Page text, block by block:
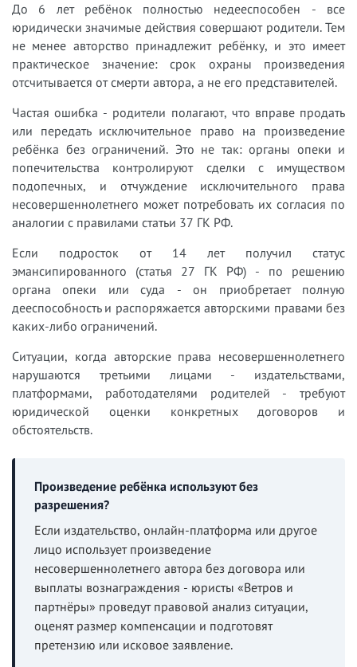
До 6 лет ребёнок полностью недееспособен - все
юридически значимые действия совершают родители. Тем
не менее авторство принадлежит ребёнку, и это имеет
практическое значение: срок охраны произведения
отсчитывается от смерти автора, а не его представителей.
Частая ошибка - родители полагают, что вправе продать
или передать исключительное право на произведение
ребёнка без ограничений. Это не так: органы опеки и
попечительства контролируют сделки с имуществом
подопечных, и отчуждение исключительного права
несовершеннолетнего может потребовать их согласия по
аналогии с правилами статьи 37 ГК РФ.
Если подросток от 14 лет получил статус
эмансипированного (статья 27 ГК РФ) - по решению
органа опеки или суда - он приобретает полную
дееспособность и распоряжается авторскими правами без
каких-либо ограничений.
Ситуации, когда авторские права несовершеннолетнего
нарушаются третьими лицами - издательствами,
платформами, работодателями родителей - требуют
юридической оценки конкретных договоров и
обстоятельств.
Произведение ребёнка используют без
разрешения?
Если издательство, онлайн-платформа или другое
лицо использует произведение
несовершеннолетнего автора без договора или
выплаты вознаграждения - юристы «Ветров и
партнёры» проведут правовой анализ ситуации,
оценят размер компенсации и подготовят
претензию или исковое заявление.